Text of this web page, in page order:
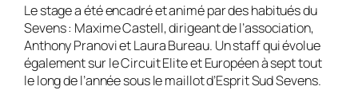
Le stage a été encadré et animé par des habitués du
Sevens : Maxime Castell, dirigeant de l’association,
Anthony Pranovi et Laura Bureau. Un staff qui évolue
également sur le Circuit Elite et Européen à sept tout
le long de l’année sous le maillot d’Esprit Sud Sevens.